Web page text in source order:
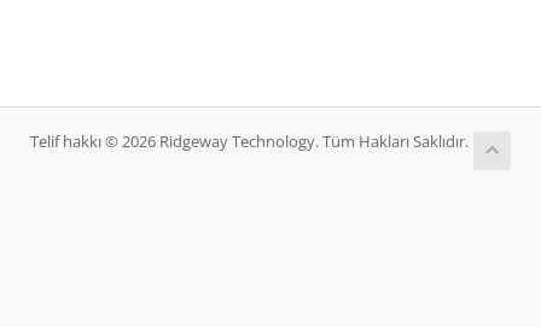
Telif hakkı © 2026 Ridgeway Technology. Tüm Hakları Saklıdır.